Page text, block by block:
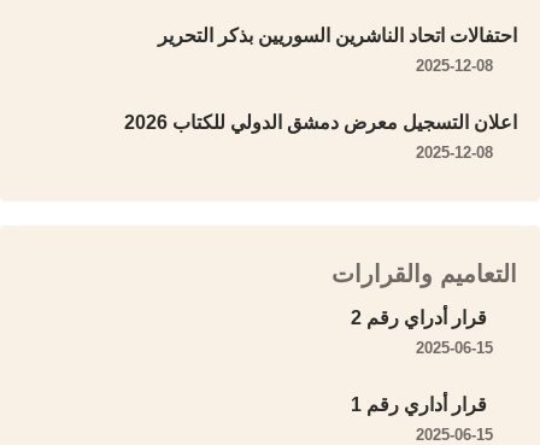
احتفالات اتحاد الناشرين السوريين بذكر التحرير
2025-12-08
اعلان التسجيل معرض دمشق الدولي للكتاب 2026
2025-12-08
التعاميم والقرارات
قرار أدراي رقم 2
2025-06-15
قرار أداري رقم 1
2025-06-15